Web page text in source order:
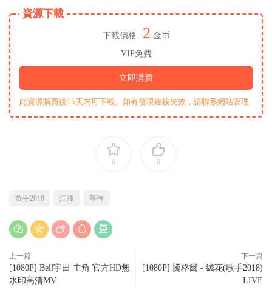
資源下載
下載價格 2 金币
VIP免費
立即購買
此資源購買後15天内可下載。如有發現鏈接失效，請聯系網站管理
0 0
歌手2018 汪峰 等待
上一篇
[1080P] Bell宇田 主角 官方HD無
水印高清MV
下一篇
[1080P] 騰格爾 - 絨花(歌手2018)
LIVE